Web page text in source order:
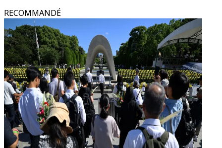
RECOMMANDÉ